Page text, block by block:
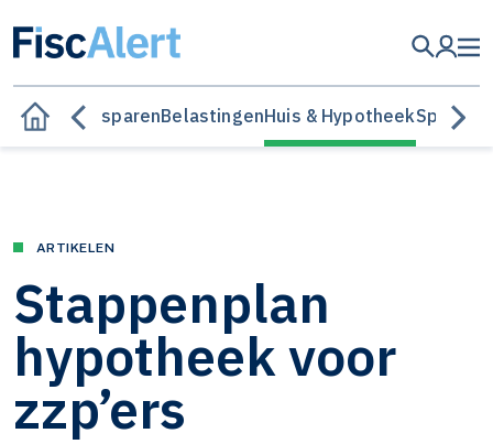
BesparenBelastingenHuis & HypotheekSparen
ARTIKELEN
Stappenplan
hypotheek voor
zzp’ers